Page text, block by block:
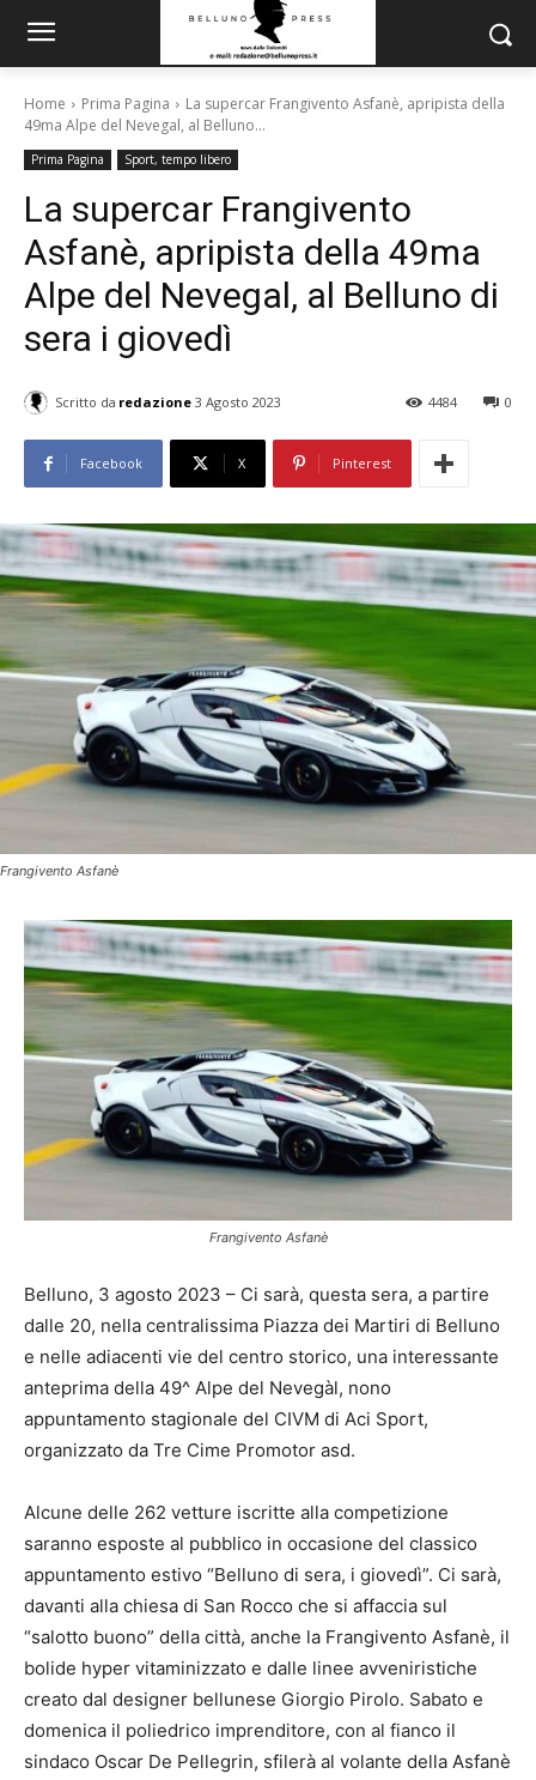
Home Prima Pagina
La supercar Frangivento Asfanè, apripista della
49ma Alpe del Nevegal, al Belluno...
Prima Pagina Sport, tempo libero
La supercar Frangivento
Asfanè, apripista della 49ma
Alpe del Nevegal, al Belluno di
sera i giovedì
Scritto da redazione 3 Agosto 2023 0
4484
Facebook X Pinterest
Frangivento Asfanè
Frangivento Asfanè
Belluno, 3 agosto 2023 – Ci sarà, questa sera, a partire
dalle 20, nella centralissima Piazza dei Martiri di Belluno
e nelle adiacenti vie del centro storico, una interessante
anteprima della 49^ Alpe del Nevegàl, nono
appuntamento stagionale del CIVM di Aci Sport,
organizzato da Tre Cime Promotor asd.
Alcune delle 262 vetture iscritte alla competizione
saranno esposte al pubblico in occasione del classico
appuntamento estivo “Belluno di sera, i giovedì”. Ci sarà,
davanti alla chiesa di San Rocco che si affaccia sul
“salotto buono” della città, anche la Frangivento Asfanè, il
bolide hyper vitaminizzato e dalle linee avveniristiche
creato dal designer bellunese Giorgio Pirolo. Sabato e
domenica il poliedrico imprenditore, con al fianco il
sindaco Oscar De Pellegrin, sfilerà al volante della Asfanè